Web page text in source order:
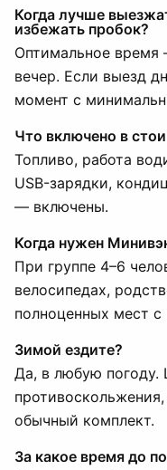
Когда лучше
избежать пробок?
Оптимальное время
вечер. Если выезд
момент с
Что включено в
Топливо, работа
USB-зарядки,
— включены.
Когда нужен
При группе 4–6
велосипедах,
полноценных мест
Зимой ездите?
Да, в любую погоду.
обычный комплект.
За какое время до